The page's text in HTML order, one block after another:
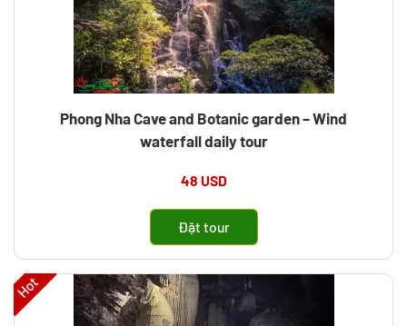
Phong Nha Cave and Botanic garden – Wind
waterfall daily tour
48 USD
Đặt tour
Hot